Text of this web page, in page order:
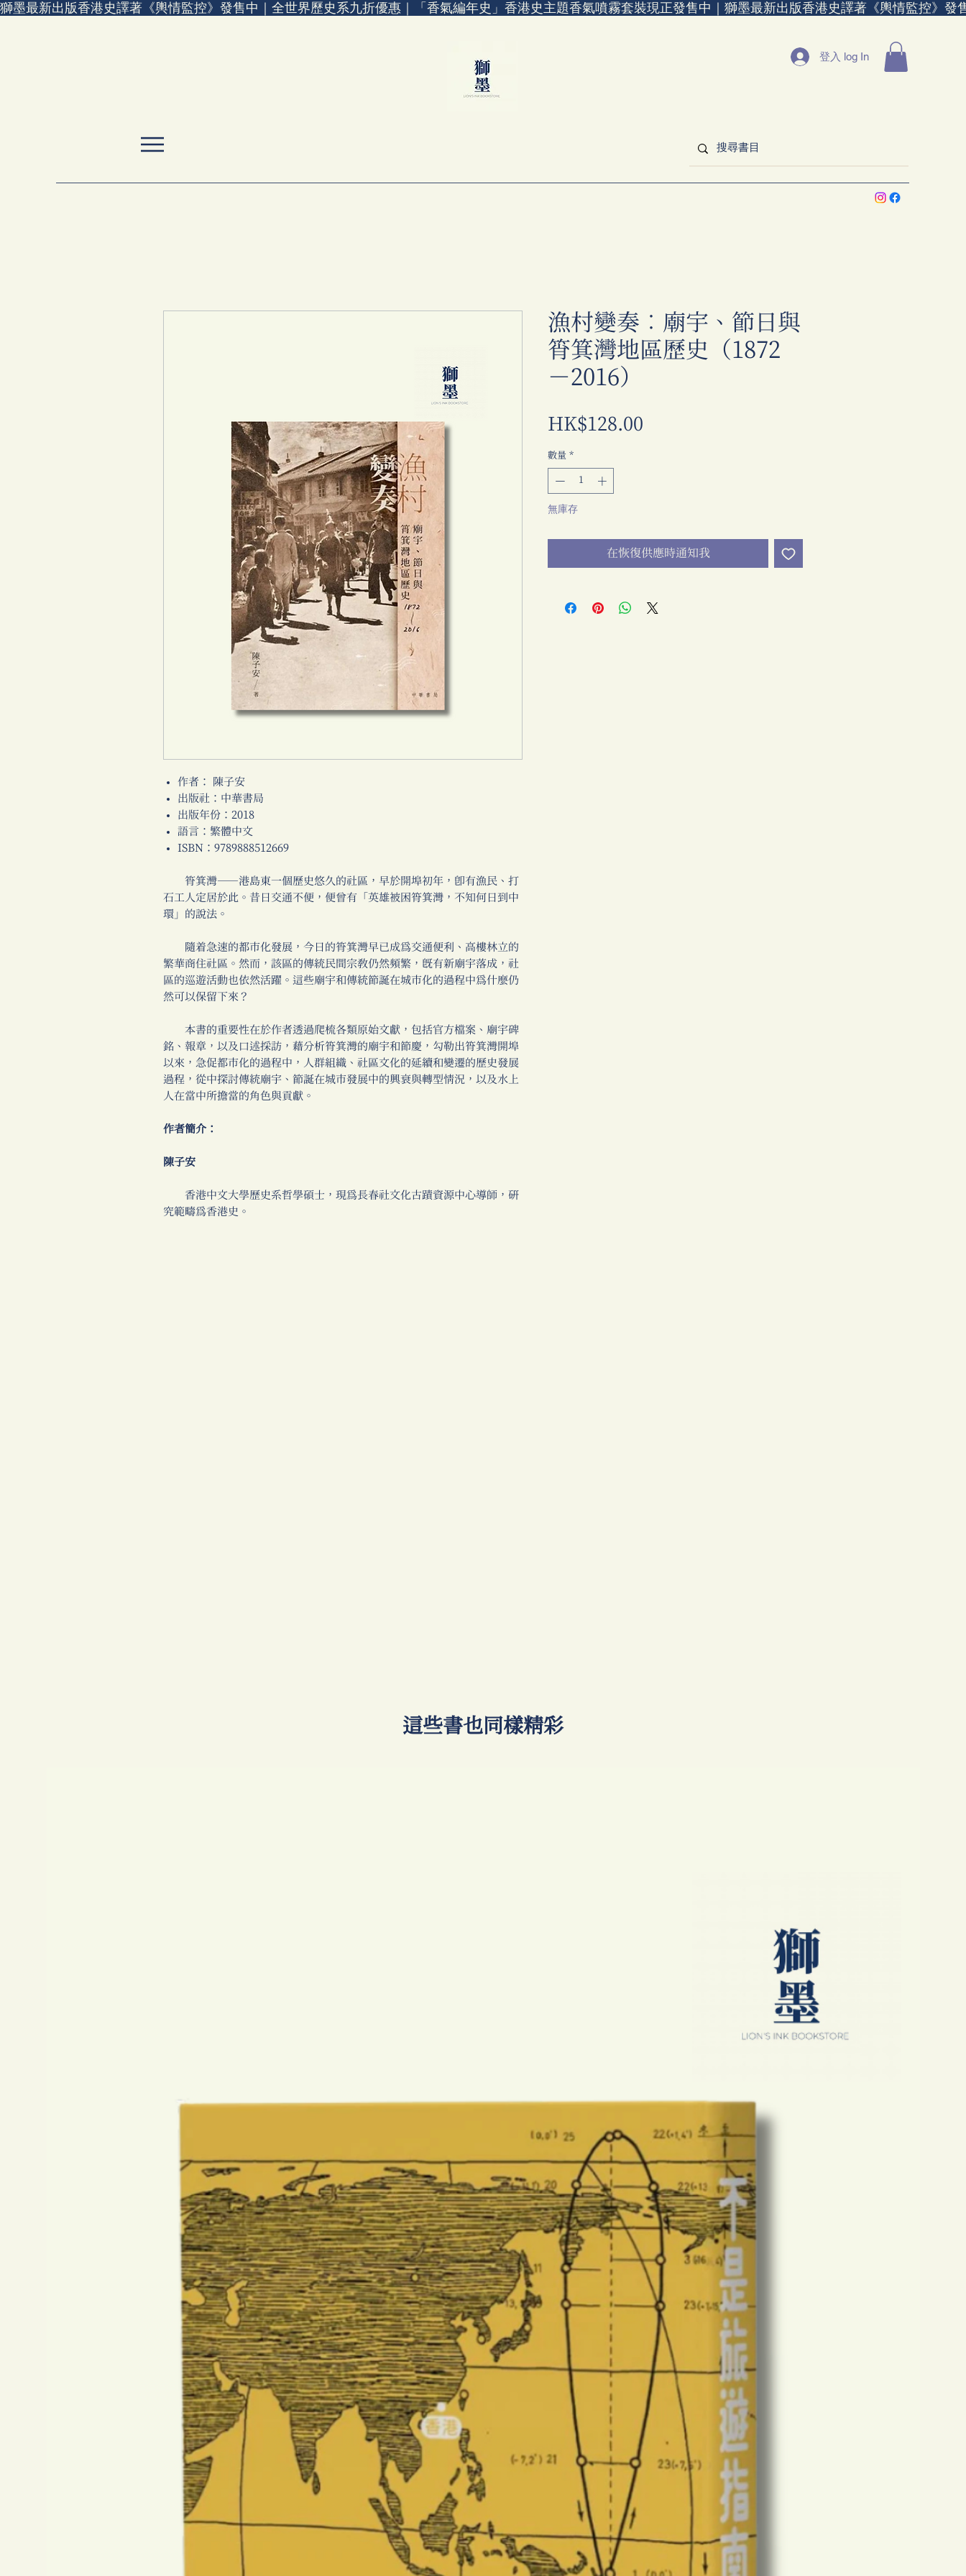
獅墨最新出版香港史譯著《輿情監控》發售中｜全世界歷史系九折優惠｜「香氣編年史」香港史主題香氣噴霧套裝現正發售中｜
登入 log In
作者： 陳子安
出版社：中華書局
出版年份：2018
語言：繁體中文
ISBN：9789888512669
筲箕灣──港島東一個歷史悠久的社區，早於開埠初年，即有漁民、打
石工人定居於此。昔日交通不便，便曾有「英雄被困筲箕灣，不知何日到中
環」的說法。
隨着急速的都市化發展，今日的筲箕灣早已成為交通便利、高樓林立的
繁華商住社區。然而，該區的傳統民間宗教仍然頻繁，既有新廟宇落成，社
區的巡遊活動也依然活躍。這些廟宇和傳統節誕在城市化的過程中為什麼仍
然可以保留下來？
本書的重要性在於作者透過爬梳各類原始文獻，包括官方檔案、廟宇碑
銘、報章，以及口述採訪，藉分析筲箕灣的廟宇和節慶，勾勒出筲箕灣開埠
以來，急促都市化的過程中，人群組織、社區文化的延續和變遷的歷史發展
過程，從中探討傳統廟宇、節誕在城市發展中的興衰與轉型情況，以及水上
人在當中所擔當的角色與貢獻。
作者簡介：
陳子安
香港中文大學歷史系哲學碩士，現為長春社文化古蹟資源中心導師，研
究範疇為香港史。
漁村變奏︰廟宇、節日與
筲箕灣地區歷史（1872
－2016）
HK$128.00
數量 *
無庫存
在恢復供應時通知我
​這些書也同樣精彩